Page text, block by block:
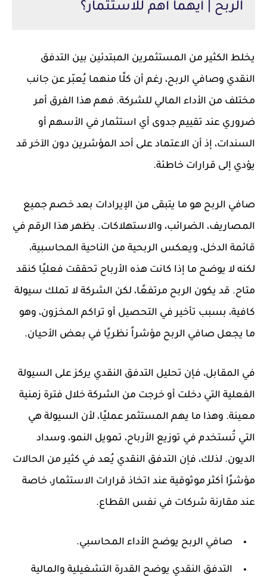
الربح | أيهما أهم للاستثمار؟
يخلط الكثير من المستثمرين المبتدئين بين التدفق
النقدي وصافي الربح، رغم أن كلًا منهما يُعبّر عن جانب
مختلف من الأداء المالي للشركة. فهم هذا الفرق أمر
ضروري عند تقييم جدوى أي استثمار في الأسهم أو
السندات، إذ أن الاعتماد على أحد المؤشرين دون الآخر قد
يؤدي إلى قرارات خاطئة.
صافي الربح هو ما يتبقى من الإيرادات بعد خصم جميع
المصاريف، الضرائب، والاستهلاكات. يظهر هذا الرقم في
قائمة الدخل، ويعكس الربحية من الناحية المحاسبية،
لكنه لا يوضح ما إذا كانت هذه الأرباح تحققت فعليًا كنقد
متاح. قد يكون الربح مرتفعًا، لكن الشركة لا تملك سيولة
كافية، بسبب تأخير في التحصيل أو تراكم المخزون، وهو
ما يجعل صافي الربح مؤشراً نظريًا في بعض الأحيان.
في المقابل، فإن تحليل التدفق النقدي يركز على السيولة
الفعلية التي دخلت أو خرجت من الشركة خلال فترة زمنية
معينة. وهذا ما يهم المستثمر عمليًا، لأن السيولة هي
التي تُستخدم في توزيع الأرباح، تمويل النمو، وسداد
الديون. لذلك، فإن التدفق النقدي يُعد في كثير من الحالات
مؤشرًا أكثر موثوقية عند اتخاذ قرارات الاستثمار، خاصة
عند مقارنة شركات في نفس القطاع.
صافي الربح يوضح الأداء المحاسبي.
التدفق النقدي يوضح القدرة التشغيلية والمالية